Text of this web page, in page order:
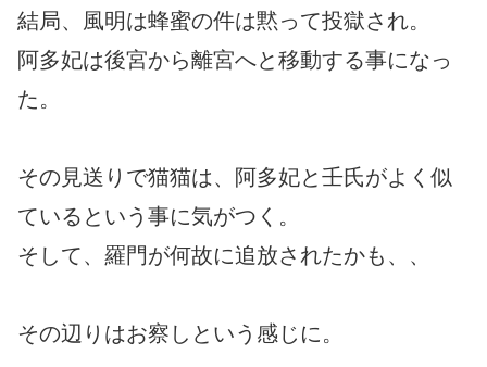
結局、風明は蜂蜜の件は黙って投獄され。
阿多妃は後宮から離宮へと移動する事になっ
た。
その見送りで猫猫は、阿多妃と壬氏がよく似
ているという事に気がつく。
そして、羅門が何故に追放されたかも、、
その辺りはお察しという感じに。